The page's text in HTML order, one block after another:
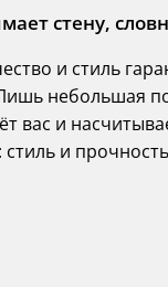
стену,
и стиль
небольшая
вас и
и